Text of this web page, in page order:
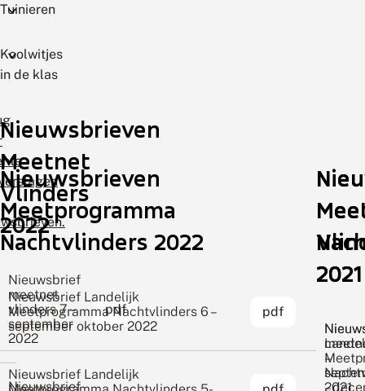
Tuinieren
Koolwitjes
in de klas
Nieuwsbrieven
Meetnet
Vlinders
2022
Nieuwsbrief
meetnet
vlinders 7 –
september
2022
pdf
Nieuwsbrief
Nieuwsbrieven
Meetprogramma
Nachtvlinders 2022
Nieuwsbrief Landelijk
Meetprogramma Nachtvlinders 6 –
september oktober 2022
pdf
Nieuwsbrief Landelijk
2021
–
2021
2021
–